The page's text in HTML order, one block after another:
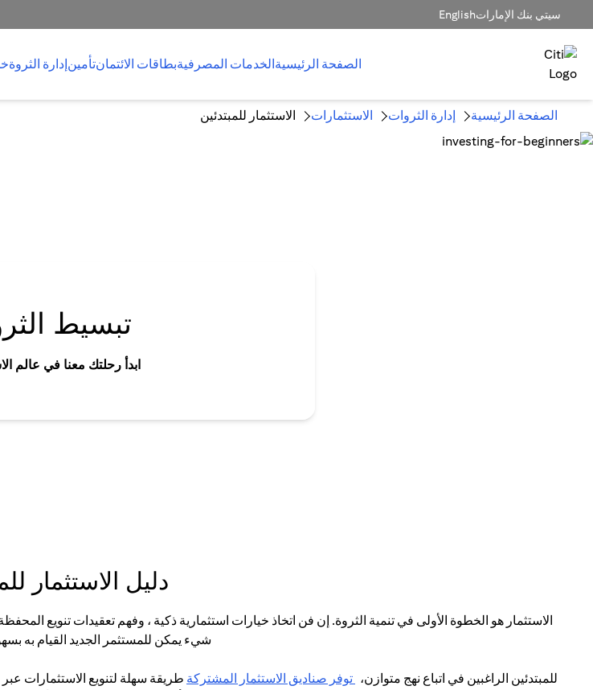
سيتي بنك الإماراتEnglish
الصفحة الرئيسيةالخدمات المصرفيةبطاقات الائتمانتأمينإدارة الثروة
الصفحة الرئيسية إدارة الثروات الاستثمارات الاستثمار للمبتدئين
تبسيط
ابدأ رحلتك معنا في عالم
دليل الاستثمار
الاستثمار هو الخطوة الأولى في تنمية الثروة. إن فن اتخاذ خيارات استثمارية ذكية ، وفهم تعقيدات تنويع
شيء يمكن للمستثمر الجديد القيام به
للمبتدئين الراغبين في اتباع نهج متوازن، توفر صناديق الاستثمار المشتركة طريقة سهلة لتنويع الاستثمارات